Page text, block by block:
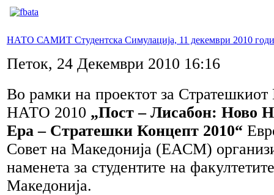
НАТО САМИТ Студентска Симулација, 11 декември 2010
Петок, 24 Декември 2010 16:16
Во рамки на проектот за
НАТО 2010 „Пост – Лисабон: Ново
Ера – Стратешки Концепт 2010“
Совет на Македонија (ЕАСМ)
наменета за студентите на
Македонија.